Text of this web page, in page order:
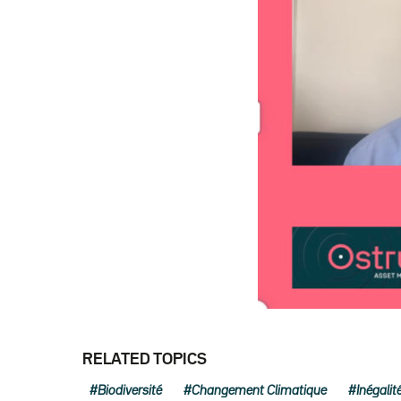
RELATED TOPICS
Biodiversité Changement Climatique